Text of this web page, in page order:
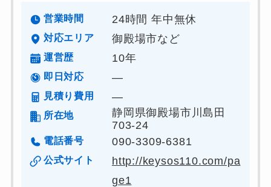
営業時間 24時間 年中無休
対応エリア 御殿場市など
運営歴 10年
即日対応 ―
見積り費用 ―
所在地
静岡県御殿場市川島田
703-24
電話番号 090-3309-6381
公式サイト
http://keysos110.com/pa
ge1